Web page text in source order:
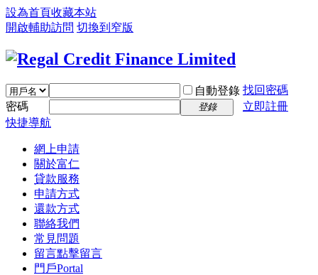
設為首頁收藏本站
開啟輔助訪問 切換到窄版
自動登錄 找回密碼
密碼
登錄
立即註冊
快捷導航
網上申請
關於富仁
貸款服務
申請方式
還款方式
聯絡我們
常見問題
留言點擊留言
門戶Portal